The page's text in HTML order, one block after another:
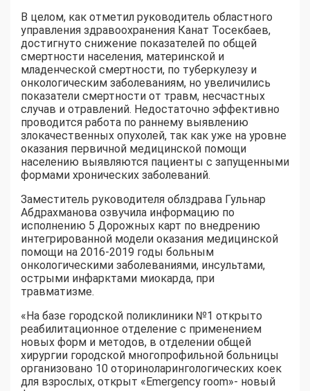
В целом, как отметил руководитель областного
управления здравоохранения Канат Тосекбаев,
достигнуто снижение показателей по общей
смертности населения, материнской и
младенческой смертности, по туберкулезу и
онкологическим заболеваниям, но увеличились
показатели смертности от травм, несчастных
случав и отравлений. Недостаточно эффективно
проводится работа по раннему выявлению
злокачественных опухолей, так как уже на уровне
оказания первичной медицинской помощи
населению выявляются пациенты с запущенными
формами хронических заболеваний.
Заместитель руководителя облздрава Гульнар
Абдрахманова озвучила информацию по
исполнению 5 Дорожных карт по внедрению
интегрированной модели оказания медицинской
помощи на 2016-2019 годы больным
онкологическими заболеваниями, инсультами,
острыми инфарктами миокарда, при
травматизме.
«На базе городской поликлиники №1 открыто
реабилитационное отделение с применением
новых форм и методов, в отделении общей
хирургии городской многопрофильной больницы
организовано 10 оториноларингологических коек
для взрослых, открыт «Emergency room»- новый